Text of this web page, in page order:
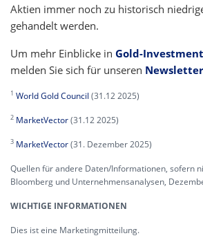
Aktien immer noch zu historisch
gehandelt werden.
Um mehr Einblicke in Gold-
melden Sie sich für unseren
1 World Gold Council (31.12 2025)
2 MarketVector(31.12 2025)
3 MarketVector(31. Dezember 2025)
Quellen für andere Daten/Informationen, sofern
Bloomberg und Unternehmensanalysen,
WICHTIGE INFORMATIONEN
Dies ist eine Marketingmitteilung.